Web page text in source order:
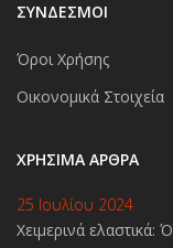
ΣΥΝΔΕΣΜΟΙ
Όροι Χρήσης
Οικονομικά Στοιχεία
ΧΡΉΣΙΜΑ ΆΡΘΡΑ
25 Ιουλίου 2024
Χειμερινά ελαστικά: